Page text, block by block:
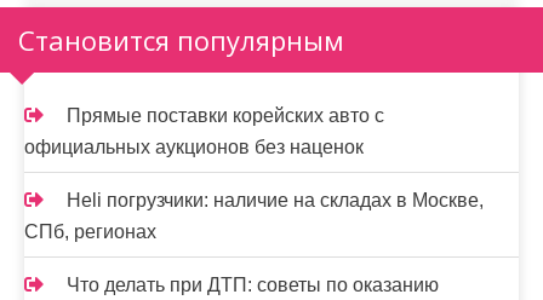
Становится популярным
Прямые поставки корейских авто с
официальных аукционов без наценок
Heli погрузчики: наличие на складах в Москве,
СПб, регионах
Что делать при ДТП: советы по оказанию